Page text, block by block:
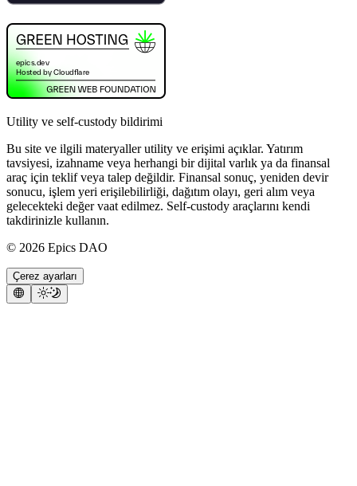
Utility ve self-custody bildirimi
Bu site ve ilgili materyaller utility ve erişimi açıklar. Yatırım
tavsiyesi, izahname veya herhangi bir dijital varlık ya da finansal
araç için teklif veya talep değildir. Finansal sonuç, yeniden devir
sonucu, işlem yeri erişilebilirliği, dağıtım olayı, geri alım veya
gelecekteki değer vaat edilmez. Self-custody araçlarını kendi
takdirinizle kullanın.
© 2026 Epics DAO
Çerez ayarları